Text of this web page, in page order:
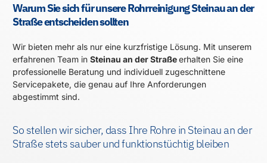
Warum Sie sich für unsere Rohrreinigung Steinau an der
Straße entscheiden sollten
Wir bieten mehr als nur eine kurzfristige Lösung. Mit unserem
erfahrenen Team in Steinau an der Straßeerhalten Sie eine
professionelle Beratung und individuell zugeschnittene
Servicepakete, die genau auf Ihre Anforderungen
abgestimmt sind.
So stellen wir sicher, dass Ihre Rohre in Steinau an der
Straße stets sauber und funktionstüchtig bleiben